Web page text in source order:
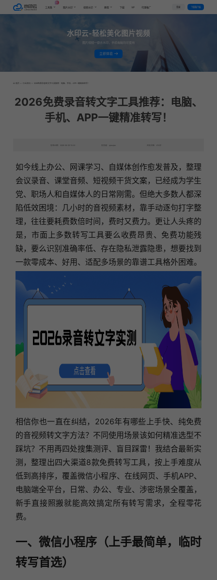
工具集 图片水印 视频水印 教程 下载 VIP 代理推广 登录 下载客户端
水印云-轻松美化图片视频
图片视频一键去水印，手机电脑均可使用
立即体验
首页 > 行业资讯 > 2026免费录音转文字工具推荐：电脑、手机、APP一键精准转写！
2026免费录音转文字工具推荐：电脑、
手机、APP一键精准转写！
发布日期：2026-06-09 10:48 发表者：qianqian 浏览次数：610次
如今线上办公、网课学习、自媒体创作愈发普及，整理
会议录音、课堂音频、短视频干货文案，已经成为学生
党、职场人和自媒体人的日常刚需。但绝大多数人都深
陷低效困境：几小时的音视频素材，靠手动逐句打字整
理，往往要耗费数倍时间，费时又费力。更让人头疼的
是，市面上多数转写工具要么收费昂贵、免费功能残
缺，要么识别准确率低、存在隐私泄露隐患，想要找到
一款零成本、好用、适配多场景的靠谱工具格外困难。
相信你也一直在纠结，2026年有哪些上手快、纯免费
的音视频转文字方法？不同使用场景该如何精准选型不
踩坑？不用再四处搜集测评、盲目踩雷！我结合最新实
测，整理出四大渠道8款免费转写工具，按上手难度从
低到高排序，覆盖微信小程序、在线网页、手机APP、
电脑端全平台，日常、办公、专业、涉密场景全覆盖，
新手直接照搬就能高效搞定所有转写需求，全程零花
费。
一、微信小程序（上手最简单，临时
转写首选）